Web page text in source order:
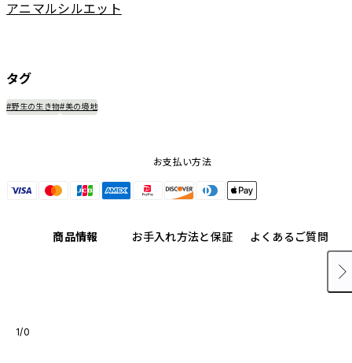
アニマルシルエット
タグ
#野生の生き物#美の境地
お支払い方法
商品情報 お手入れ方法と保証 よくあるご質問
1/0